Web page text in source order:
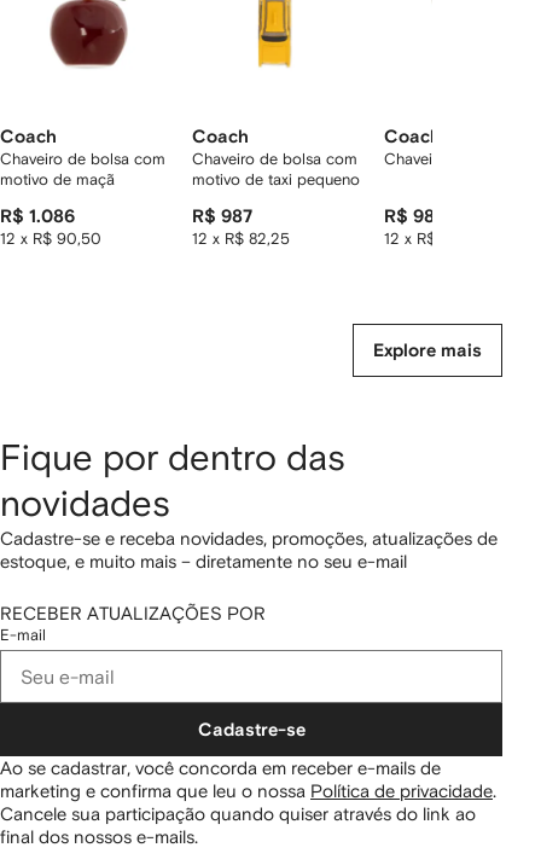
Coach
Chaveiro de bolsa com
motivo de maçã
R$ 1.086
12 x R$ 90,50
Coach
Chaveiro de bolsa com
motivo de taxi pequeno
R$ 987
12 x R$ 82,25
Coach
Chaveiro Mushroom
R$ 987
12 x R$ 82,25
Explore mais
Fique por dentro das
novidades
Cadastre-se e receba novidades, promoções, atualizações de
estoque, e muito mais – diretamente no seu e-mail
RECEBER ATUALIZAÇÕES POR
E-mail
Cadastre-se
Ao se cadastrar, você concorda em receber e-mails de
marketing e confirma que leu o nossa Política de privacidade.
Cancele sua participação quando quiser através do link ao
final dos nossos e-mails.